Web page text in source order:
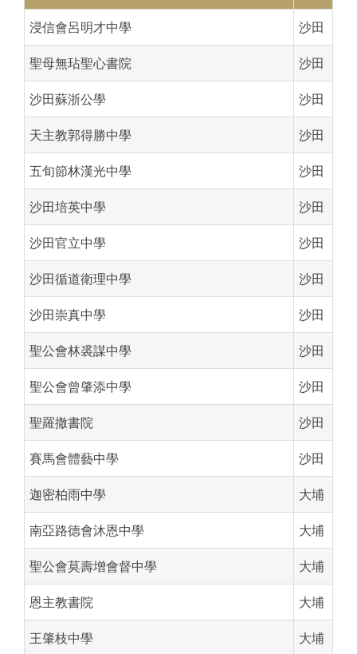
浸信會呂明才中學 沙田
聖母無玷聖心書院 沙田
沙田蘇浙公學 沙田
天主教郭得勝中學 沙田
五旬節林漢光中學 沙田
沙田培英中學 沙田
沙田官立中學 沙田
沙田循道衛理中學 沙田
沙田崇真中學 沙田
聖公會林裘謀中學 沙田
聖公會曾肇添中學 沙田
聖羅撒書院 沙田
賽馬會體藝中學 沙田
迦密柏雨中學 大埔
南亞路德會沐恩中學 大埔
聖公會莫壽增會督中學 大埔
恩主教書院 大埔
王肇枝中學 大埔